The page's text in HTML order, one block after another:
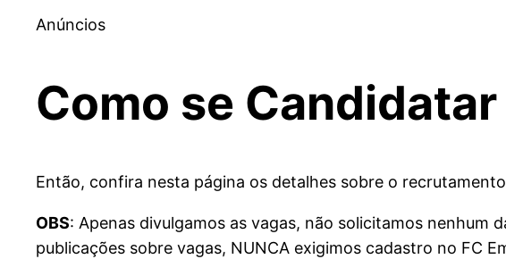
Anúncios
Como se Candidatar
Então, confira nesta página os detalhes sobre o
OBS: Apenas divulgamos as vagas, não solicitamos nenhum
publicações sobre vagas, NUNCA exigimos cadastro no FC